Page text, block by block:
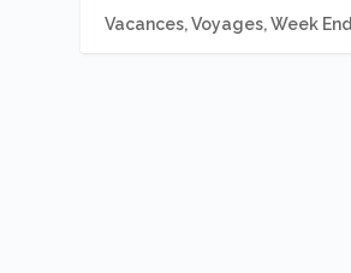
Vacances, Voyages, Week End